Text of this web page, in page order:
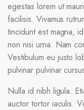
egestas lorem ut
facilisis. Vivamus
tincidunt est magna,
non nisi urna. Nam
Vestibulum eu justo
pulvinar pulvinar
Nulla id nibh ligula.
auctor tortor iaculis.